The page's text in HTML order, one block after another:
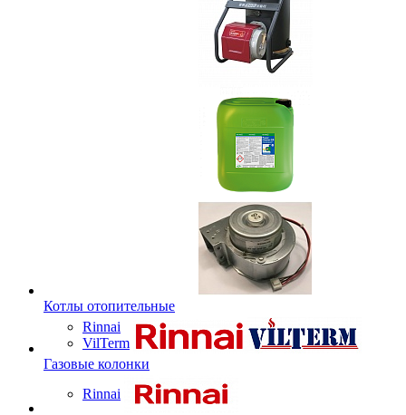
Котлы отопительные
Rinnai
VilTerm
Газовые колонки
Rinnai